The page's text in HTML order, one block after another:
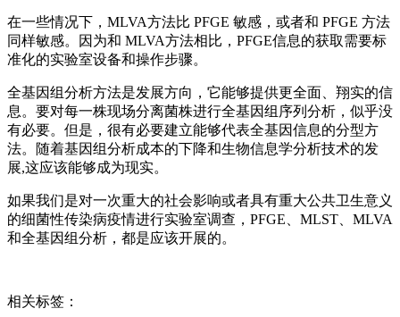
在一些情况下，MLVA方法比 PFGE 敏感，或者和 PFGE 方法
同样敏感。因为和 MLVA方法相比，PFGE信息的获取需要标
准化的实验室设备和操作步骤。
全基因组分析方法是发展方向，它能够提供更全面、翔实的信
息。要对每一株现场分离菌株进行全基因组序列分析，似乎没
有必要。但是，很有必要建立能够代表全基因信息的分型方
法。随着基因组分析成本的下降和生物信息学分析技术的发
展,这应该能够成为现实。
如果我们是对一次重大的社会影响或者具有重大公共卫生意义
的细菌性传染病疫情进行实验室调查，PFGE、MLST、MLVA
和全基因组分析，都是应该开展的。
相关标签：